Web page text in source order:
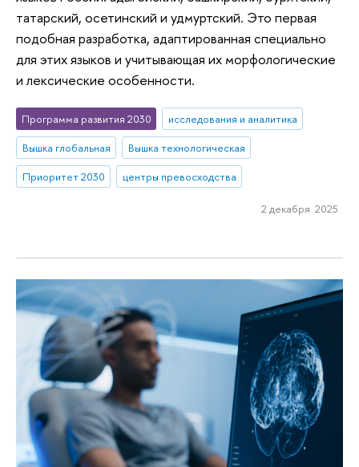
татарский, осетинский и удмуртский. Это первая
подобная разработка, адаптированная специально
для этих языков и учитывающая их морфологические
и лексические особенности.
Программа развития 2030
исследования и аналитика
Вышка глобальная
Вышка технологическая
Приоритет 2030
центры превосходства
2 декабря 2025